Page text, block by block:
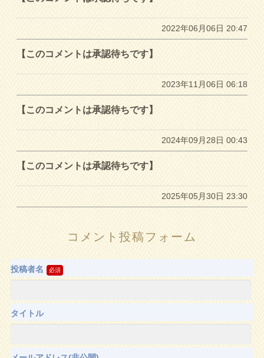
2022年06月06日 20:47
【このコメントは承認待ちです】
2023年11月06日 06:18
【このコメントは承認待ちです】
2024年09月28日 00:43
【このコメントは承認待ちです】
2025年05月30日 23:30
コメント投稿フォーム
投稿者名
タイトル